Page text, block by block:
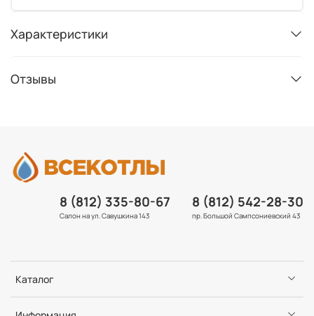
Характеристики
Отзывы
Каталог
8 (812) 335-80-67
Салон на ул. Савушкина 143
8 (812) 542-28-30
пр. Большой Сампсониевский 43